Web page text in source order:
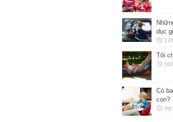
dục
17/
Tôi
10/
Có
con?
09/